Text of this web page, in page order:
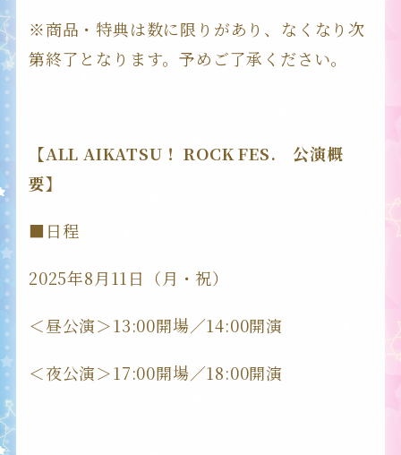
※商品・特典は数に限りがあり、なくなり次
第終了となります。予めご了承ください。
【ALL AIKATSU！ ROCK FES. 公演概
要】
■日程
2025年8月11日（月・祝）
＜昼公演＞13:00開場／14:00開演
＜夜公演＞17:00開場／18:00開演